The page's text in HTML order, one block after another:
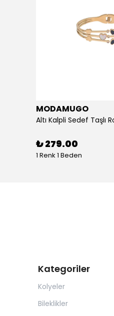
MODAMUGO
₺ 279.00
1 Renk 1 Beden
Kategoriler
Kolyeler
Bileklikler